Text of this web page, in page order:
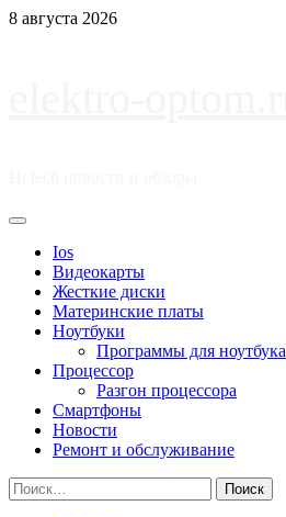
Перейти
8 августа 2026
Основное
Ios
Видеокарты
Жесткие диски
Материнские платы
Ноутбуки
Программы для ноутбука
Процессор
Разгон процессора
Смартфоны
Новости
Ремонт и обслуживание
Найти: